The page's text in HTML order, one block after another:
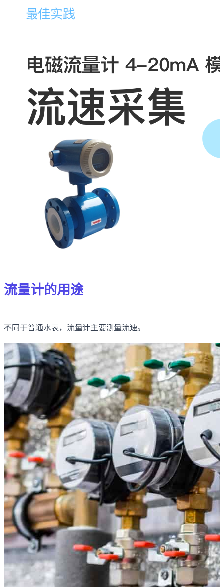
流量计的用途
不同于普通水表，流量计主要测量流速。